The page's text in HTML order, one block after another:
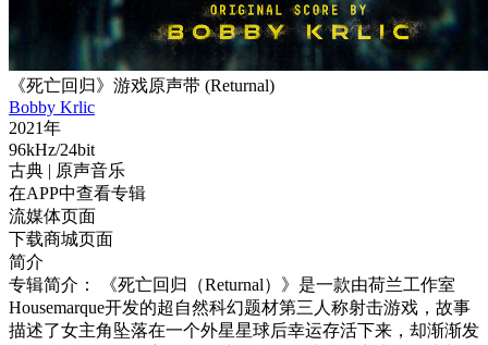
《死亡回归》游戏原声带 (Returnal)
Bobby Krlic
2021年
96kHz/24bit
古典 | 原声音乐
在APP中查看专辑
流媒体页面
下载商城页面
简介
专辑简介： 《死亡回归（Returnal）》是一款由荷兰工作室
Housemarque开发的超自然科幻题材第三人称射击游戏，故事
描述了女主角坠落在一个外星星球后幸运存活下来，却渐渐发